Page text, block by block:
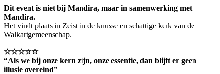
Dit event is niet bij Mandira, maar in samenwerking met
Mandira.
Het vindt plaats in Zeist in de knusse en schattige kerk van de
Walkartgemeenschap.
☆☆☆☆☆
“Als we bij onze kern zijn, onze essentie, dan blijft er geen
illusie overeind”